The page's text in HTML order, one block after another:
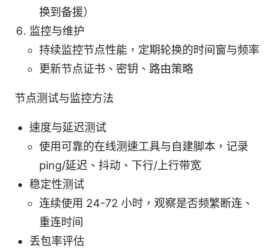
换到备援）
监控与维护
持续监控节点性能，定期轮换的时间窗与频率
更新节点证书、密钥、路由策略
节点测试与监控方法
速度与延迟测试
使用可靠的在线测速工具与自建脚本，记录
ping/延迟、抖动、下行/上行带宽
稳定性测试
连续使用 24-72 小时，观察是否频繁断连、
重连时间
丢包率评估